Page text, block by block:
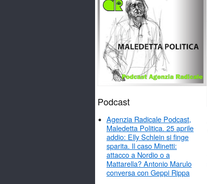
Podcast
Agenzia Radicale Podcast,
Maledetta Politica. 25 aprile
addio: Elly Schlein si finge
sparita. Il caso Minetti:
attacco a Nordio o a
Mattarella? Antonio Marulo
conversa con Geppi Rippa